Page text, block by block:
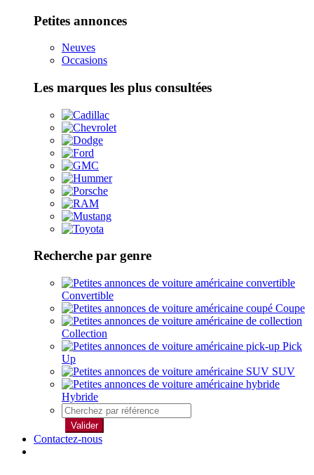
Petites annonces
Neuves
Occasions
Les marques les plus consultées
Recherche par genre
Convertible
Coupe
Collection
Pick
Up
SUV
Hybride
Valider
Contactez-nous